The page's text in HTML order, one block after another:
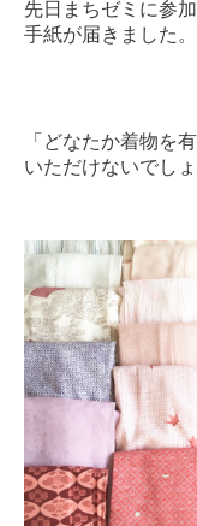
先日まちゼミに参
手紙が届きました。
「どなたか着物を
いただけないでしょ